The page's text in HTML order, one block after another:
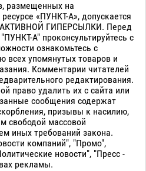
размещенных на
«ПУНКТ-А», допускается
ГИПЕРСЫЛКИ. Перед
А" проконсультируйтесь с
ознакомьтесь с
всех упомянутых товаров и
Комментарии читателей
редактирования.
право удалить их с сайта или
сообщения содержат
призывы к насилию,
свободой массовой
иных требований закона.
компаний", "Промо",
новости", "Пресс -
рекламы.